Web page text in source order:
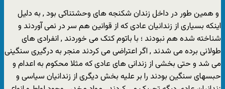
و همین طور در داخل زندان شکنجه های وحشتناکی بود , به دلیل
اینکه بسیاری از زندانیان عادی که از قوانین هم سر در نمی آوردند و
شناخته شده هم نبودند ؛ با باتوم کتک می خوردند , انفرادی های
طولانی برده می شدند , اگر اعتراضی می کردند منجر به درگیری سنگینی
می شد و حتی بخشی از زندانی های عادی که مثلا محکوم به اعدام و
حبسهای سنگین بودند را بر علیه بخش دیگری از زندانیان سیاسی و